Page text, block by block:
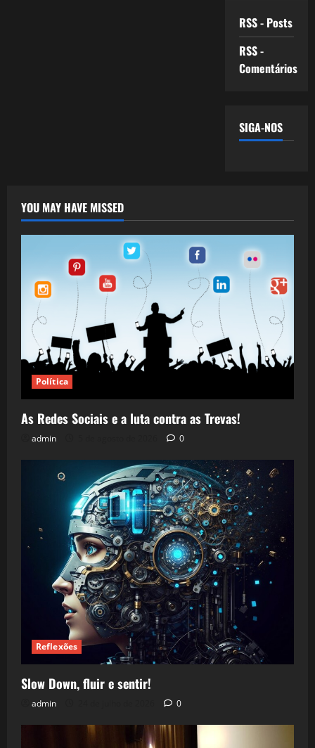
RSS - Posts
RSS -
Comentários
SIGA-NOS
YOU MAY HAVE MISSED
Política
As Redes Sociais e a luta contra as Trevas!
admin 0
Reflexões
Slow Down, fluir e sentir!
admin 0